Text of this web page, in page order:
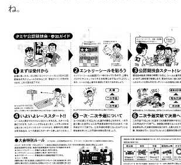
ね。